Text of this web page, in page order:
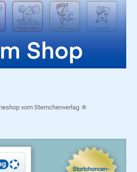
vom Sternchenverlag ☆